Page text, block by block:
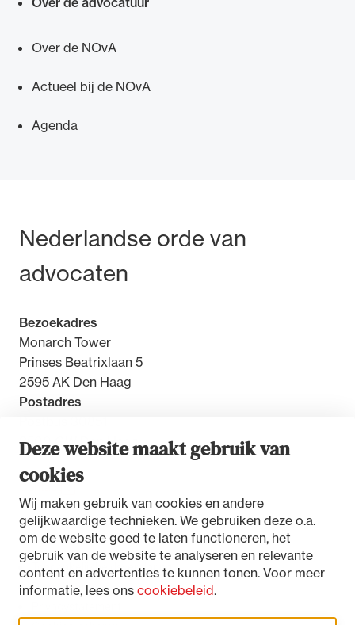
Deze website maakt gebruik van
cookies
Wij maken gebruik van cookies en andere
gelijkwaardige technieken. We gebruiken deze o.a.
om de website goed te laten functioneren, het
gebruik van de website te analyseren en relevante
content en advertenties te kunnen tonen. Voor meer
informatie, lees ons cookiebeleid.
Over de NOvA
Actueel bij de NOvA
Agenda
Bezoek- en postadres
Nederlandse orde van
advocaten
Bezoekadres
Monarch Tower
Prinses Beatrixlaan 5
2595 AK Den Haag
Postadres
2500 GW Den Haag
Toegankelijkheidsverklaring
Disclaimer